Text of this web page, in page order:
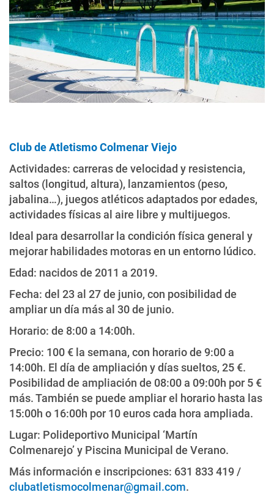
Club de Atletismo Colmenar Viejo
Actividades: carreras de velocidad y resistencia,
saltos (longitud, altura), lanzamientos (peso,
jabalina…), juegos atléticos adaptados por edades,
actividades físicas al aire libre y multijuegos.
Ideal para desarrollar la condición física general y
mejorar habilidades motoras en un entorno lúdico.
Edad: nacidos de 2011 a 2019.
Fecha: del 23 al 27 de junio, con posibilidad de
ampliar un día más al 30 de junio.
Horario: de 8:00 a 14:00h.
Precio: 100 € la semana, con horario de 9:00 a
14:00h. El día de ampliación y días sueltos, 25 €.
Posibilidad de ampliación de 08:00 a 09:00h por 5 €
más. También se puede ampliar el horario hasta las
15:00h o 16:00h por 10 euros cada hora ampliada.
Lugar: Polideportivo Municipal ‘Martín
Colmenarejo’ y Piscina Municipal de Verano.
Más información e inscripciones: 631 833 419 /
clubatletismocolmenar@gmail.com.